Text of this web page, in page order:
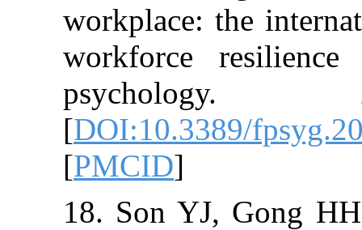
workplace:
workforce
[DOI:10.3389/
[PMCID
18. Son YJ,